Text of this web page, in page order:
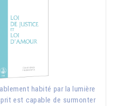
habité par la lumière
est capable de surmonter